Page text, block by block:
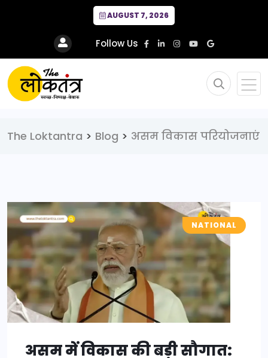
AUGUST 7, 2026
Follow Us
The Loktantra > Blog > असम विकास परियोजनाएं
NATIONAL
असम में विकास की बड़ी सौगात: